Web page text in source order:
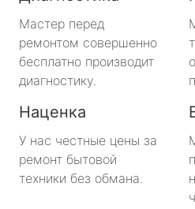
Мастер перед
ремонтом совершенно
бесплатно производит
диагностику.
Наценка
У нас честные цены за
ремонт бытовой
техники без обмана.